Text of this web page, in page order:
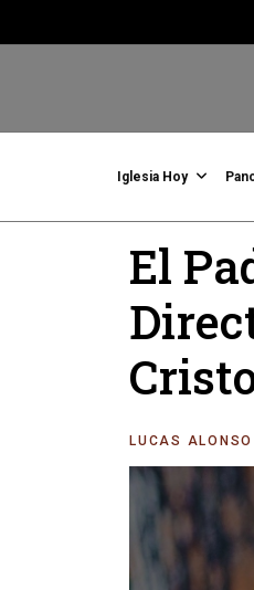
Iglesia Hoy
El
LUCAS ALONSO